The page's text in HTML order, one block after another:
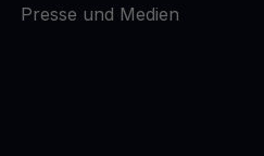
Presse und Medien